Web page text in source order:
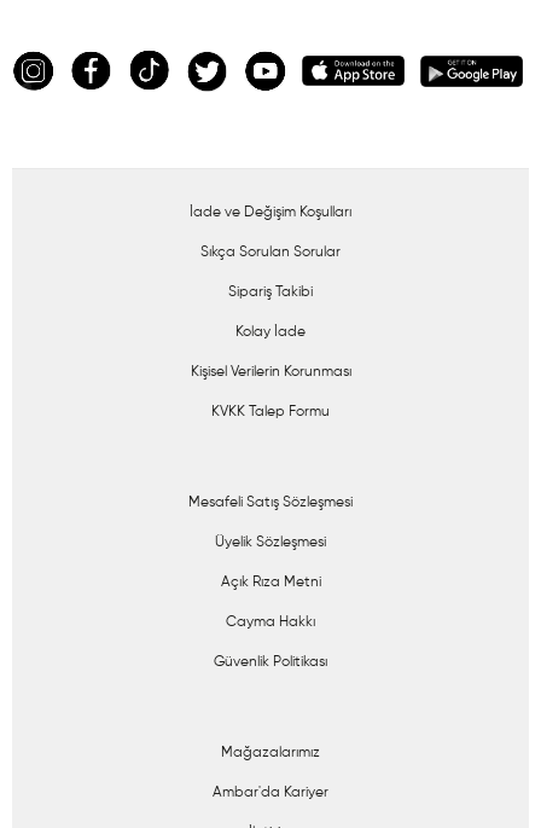
İade ve Değişim Koşulları
Sıkça Sorulan Sorular
Sipariş Takibi
Kolay İade
Kişisel Verilerin Korunması
KVKK Talep Formu
Mesafeli Satış Sözleşmesi
Üyelik Sözleşmesi
Açık Rıza Metni
Cayma Hakkı
Güvenlik Politikası
Mağazalarımız
Ambar'da Kariyer